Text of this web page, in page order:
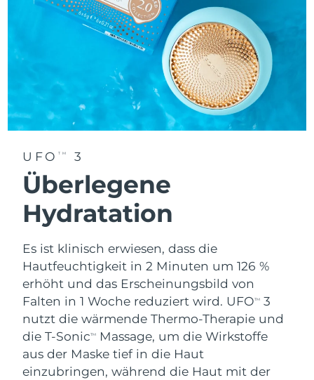
UFO TM 3
Überlegene
Hydratation
Es ist klinisch erwiesen, dass die
Hautfeuchtigkeit in 2 Minuten um 126 %
erhöht und das Erscheinungsbild von
Falten in 1 Woche reduziert wird. UFOTM
3
nutzt die wärmende Thermo-Therapie und
die T-SonicTM
Massage, um die Wirkstoffe
aus der Maske tief in die Haut
einzubringen, während die Haut mit der
Erwartete Lieferung
13/08/2026
Erwartete Lieferung
10/08/2026
Vereinigte Arabische
Emirate
Erwartete Lieferung
10/08/2026
Vereinigtes
Königreich
Vereinigte Staaten
Usbekistan
Erwartete Lieferung
14/08/2026
Vietnam
Erwartete Lieferung
15/08/2026